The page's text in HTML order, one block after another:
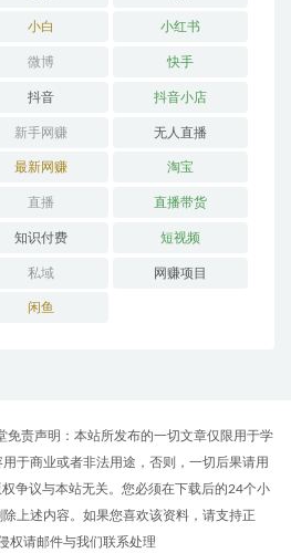
小白 小红书
微博 快手
抖音 抖音小店
新手网赚 无人直播
最新网赚 淘宝
直播 直播带货
知识付费 短视频
私域 网赚项目
闲鱼
责声明：本站所发布的一切文章仅限用于学
于商业或者非法用途，否则，一切后果请用
争议与本站无关。您必须在下载后的24个小
上述内容。如果您喜欢该资料，请支持正
权请邮件与我们联系处理